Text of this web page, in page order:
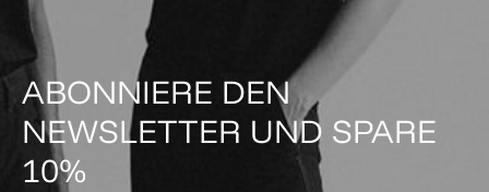
ABONNIERE DEN
NEWSLETTER UND SPARE
10%